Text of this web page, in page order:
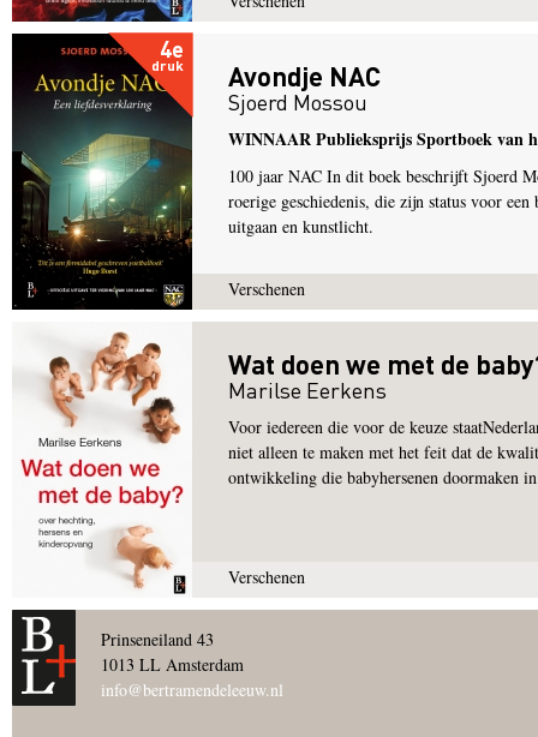
4e
druk Avondje NAC
Sjoerd Mossou
WINNAAR Publieksprijs Sportboek van
100 jaar NAC In dit boek beschrijft Sjoerd
roerige geschiedenis, die zijn status voor
uitgaan en kunstlicht.
Verschenen
Wat doen we met de
Marilse Eerkens
Voor iedereen die voor de keuze
niet alleen te maken met het feit dat de
ontwikkeling die babyhersenen doormaken
Verschenen
Pagina's
Prinseneiland 43
1013 LL Amsterdam
info@bertramendeleeuw.nl